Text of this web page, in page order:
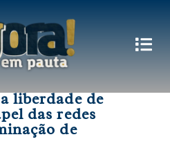
liberdade de
das redes
de